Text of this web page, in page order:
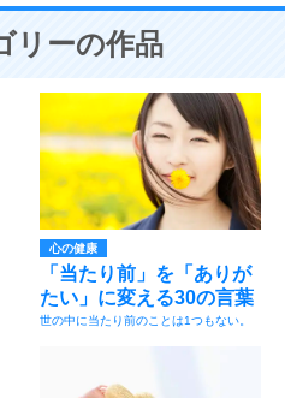
リーの作品
心の健康
「当たり前」を「ありが
たい」に変える30の言葉
世の中に当たり前のことは1つもない。